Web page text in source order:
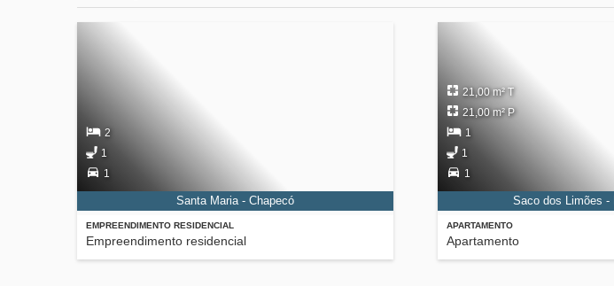
EMPREENDIMENTO RESIDENCIAL
Empreendimento residencial
2
1
1
Santa Maria - Chapecó
APARTAMENTO
Apartamento
21,00 m² T
21,00 m² P
1
1
1
Saco dos Limões -